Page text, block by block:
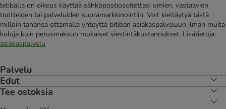
bitiballa on oikeus käyttää sähköpostiosoitettasi omien, vastaavien
tuotteiden tai palveluiden suoramarkkinointiin. Voit kieltäytyä tästä
milloin tahansa ottamalla yhteyttä bitiban asiakaspalveluun ilman muita
kuluja kuin perusmaksun mukaiset viestintäkustannukset. Lisätietoja:
asiakaspalvelu
Palvelu
Edut
Tee ostoksia